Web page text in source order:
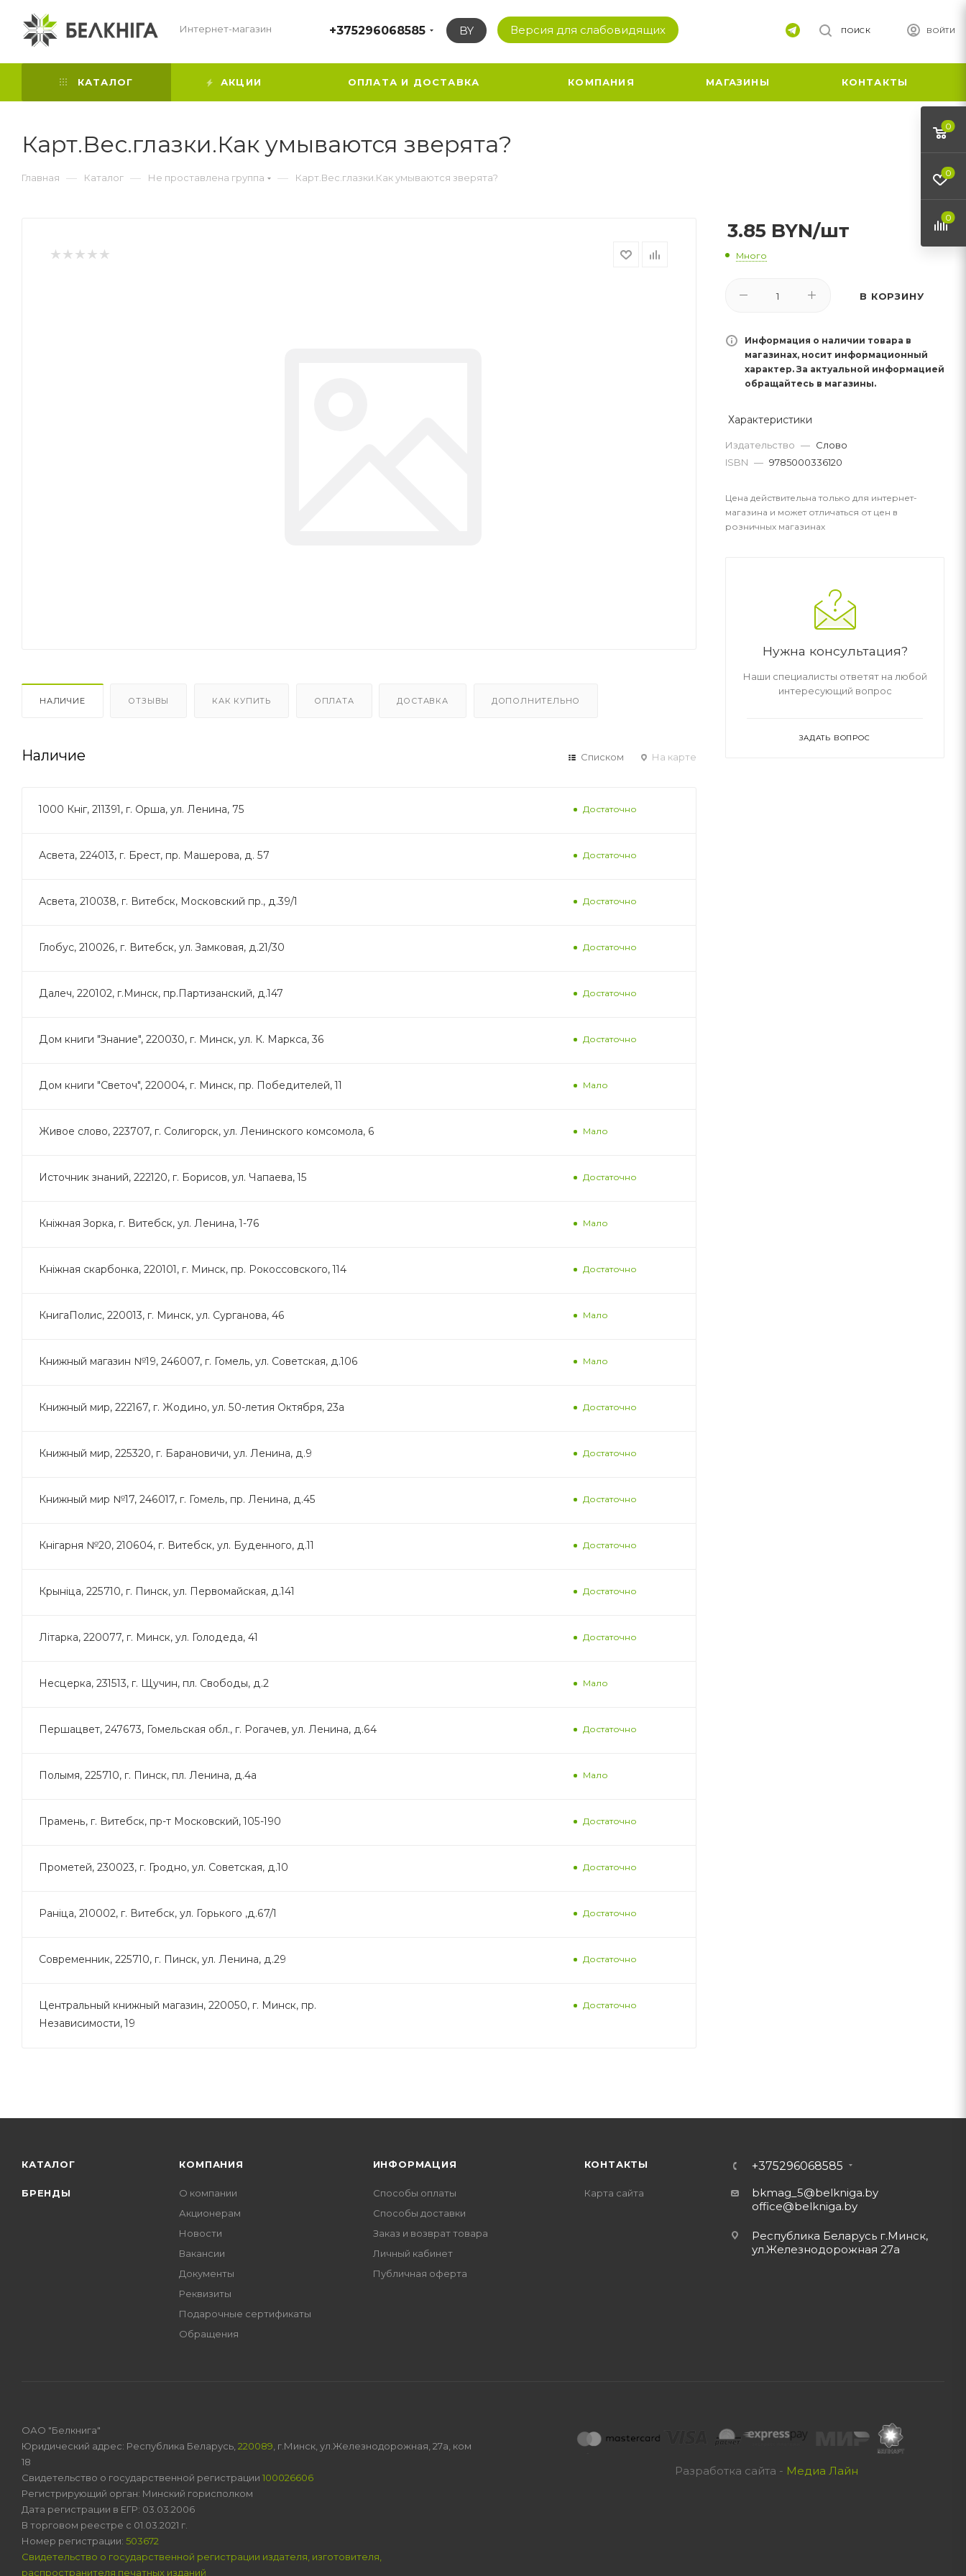
Интернет-магазин +375296068585 BY Версия для слабовидящих ВОЙТИ
ПОИСК
КАТАЛОГ АКЦИИ ОПЛАТА И ДОСТАВКА КОМПАНИЯ МАГАЗИНЫ КОНТАКТЫ
Карт.Вес.глазки.Как умываются зверята?
Главная — Каталог — Не проставлена группа — Карт.Вес.глазки.Как умываются зверята?
НАЛИЧИЕ ОТЗЫВЫ КАК КУПИТЬ ОПЛАТА ДОСТАВКА ДОПОЛНИТЕЛЬНО
Наличие Списком На карте
1000 Кніг, 211391, г. Орша, ул. Ленина, 75 Достаточно
Асвета, 224013, г. Брест, пр. Машерова, д. 57 Достаточно
Асвета, 210038, г. Витебск, Московский пр., д.39/1 Достаточно
Глобус, 210026, г. Витебск, ул. Замковая, д.21/30 Достаточно
Далеч, 220102, г.Минск, пр.Партизанский, д.147 Достаточно
Дом книги "Знание", 220030, г. Минск, ул. К. Маркса, 36 Достаточно
Дом книги "Светоч", 220004, г. Минск, пр. Победителей, 11 Мало
Живое слово, 223707, г. Солигорск, ул. Ленинского комсомола, 6 Мало
Источник знаний, 222120, г. Борисов, ул. Чапаева, 15 Достаточно
Кнiжная Зорка, г. Витебск, ул. Ленина, 1-76 Мало
Кнiжная скарбонка, 220101, г. Минск, пр. Рокоссовского, 114 Достаточно
КнигаПолис, 220013, г. Минск, ул. Сурганова, 46 Мало
Книжный магазин №19, 246007, г. Гомель, ул. Советская, д.106 Мало
Книжный мир, 222167, г. Жодино, ул. 50-летия Октября, 23а Достаточно
Книжный мир, 225320, г. Барановичи, ул. Ленина, д.9 Достаточно
Книжный мир №17, 246017, г. Гомель, пр. Ленина, д.45 Достаточно
Кнігарня №20, 210604, г. Витебск, ул. Буденного, д.11 Достаточно
Крынiца, 225710, г. Пинск, ул. Первомайская, д.141 Достаточно
Лiтарка, 220077, г. Минск, ул. Голодеда, 41 Достаточно
Несцерка, 231513, г. Щучин, пл. Свободы, д.2 Мало
Першацвет, 247673, Гомельская обл., г. Рогачев, ул. Ленина, д.64 Достаточно
Полымя, 225710, г. Пинск, пл. Ленина, д.4а Мало
Прамень, г. Витебск, пр-т Московский, 105-190 Достаточно
Прометей, 230023, г. Гродно, ул. Советская, д.10 Достаточно
Ранiца, 210002, г. Витебск, ул. Горького ,д.67/1 Достаточно
Современник, 225710, г. Пинск, ул. Ленина, д.29 Достаточно
Центральный книжный магазин, 220050, г. Минск, пр.
Независимости, 19
Достаточно
3.85 BYN/шт
Много
В КОРЗИНУ
Информация о наличии товара в
магазинах, носит информационный
характер. За актуальной информацией
обращайтесь в магазины.
Характеристики
Издательство — Слово
ISBN — 9785000336120
Цена действительна только для интернет-
магазина и может отличаться от цен в
розничных магазинах
Нужна консультация?
Наши специалисты ответят на любой
интересующий вопрос
ЗАДАТЬ ВОПРОС
КАТАЛОГ
БРЕНДЫ
КОМПАНИЯ
О компании
Акционерам
Новости
Вакансии
Документы
Реквизиты
Подарочные сертификаты
Обращения
ИНФОРМАЦИЯ
Способы оплаты
Способы доставки
Заказ и возврат товара
Личный кабинет
Публичная оферта
КОНТАКТЫ
Карта сайта
+375296068585
bkmag_5@belkniga.by
office@belkniga.by
Республика Беларусь г.Минск,
ул.Железнодорожная 27а
Разработка сайта - Медиа Лайн
ОАО "Белкнига"
Юридический адрес: Республика Беларусь, 220089 , г.Минск, ул.Железнодорожная, 27а, ком
18
Свидетельство о государственной регистрации 100026606
Регистрирующий орган: Минский горисполком
Дата регистрации в ЕГР: 03.03.2006
В торговом реестре с 01.03.2021 г.
Номер регистрации: 503672
Свидетельство о государственной регистрации издателя, изготовителя,
распространителя печатных изданий
0
0
0